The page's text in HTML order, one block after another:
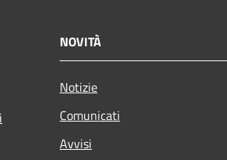
NOVITÀ
Notizie
Comunicati
Avvisi